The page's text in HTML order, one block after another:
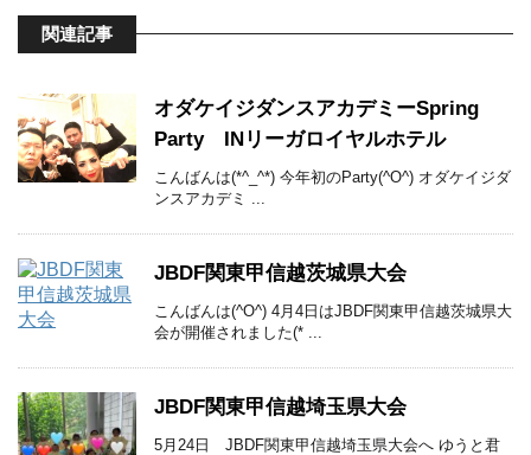
関連記事
オダケイジダンスアカデミーSpring
Party INリーガロイヤルホテル
こんばんは(*^_^*) 今年初のParty(^O^) オダケイジダ
ンスアカデミ ...
JBDF関東甲信越茨城県大会
こんばんは(^O^) 4月4日はJBDF関東甲信越茨城県大
会が開催されました(* ...
JBDF関東甲信越埼玉県大会
5月24日 JBDF関東甲信越埼玉県大会へ ゆうと君